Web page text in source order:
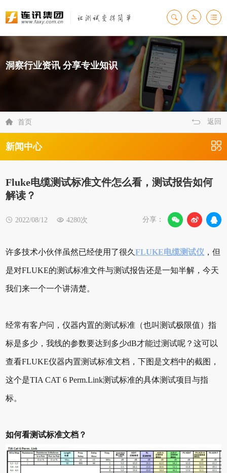
洞察行业资讯 分享专业知识
 首页 返回
新闻中心
Fluke电缆测试标准文件怎么看，测试报告如何
解读？
 2022/08/12  4280次 分享：
许多技术小伙伴虽然已经使用了很久FLUKE电缆测试仪 ，但
是对FLUKE的测试标准文件与测试报告还是一知半解，今天
我们来一个一个讲清楚。
经常有客户问，仪器内置的测试标准（也叫测试极限值）指
标是多少，我线的参数要达到多少dB才能过测试呢？这可以
查看FLUKE仪器内置测试标准文档，下图是文档中的截图，
这个是TIA CAT 6 Perm.Link测试标准的具体测试项目与指
标。
如何看测试标准文档？